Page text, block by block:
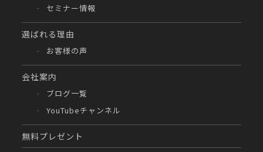
セミナー情報
選ばれる理由
お客様の声
会社案内
ブログ一覧
YouTubeチャンネル
無料プレゼント